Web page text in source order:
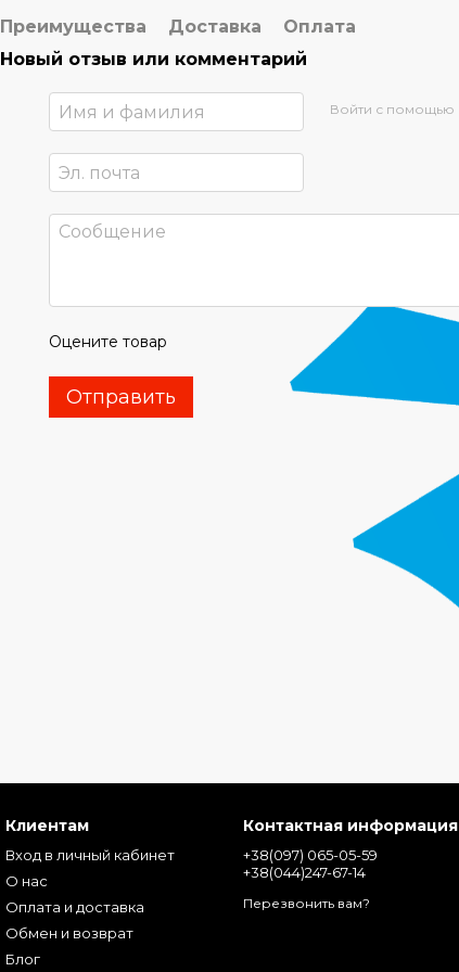
Преимущества Доставка
Оплата
Новый отзыв или комментарий
Войти с помощью
Оцените товар
Отправить
Клиентам
Вход в личный кабинет
О нас
Оплата и доставка
Обмен и возврат
Блог
Контактная информация
+38(097) 065-05-59
+38(044)247-67-14
Перезвонить вам?